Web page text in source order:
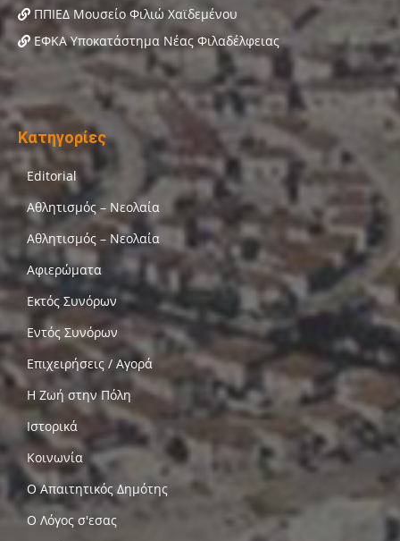
ΠΠΙΕΔ Μουσείο Φιλιώ Χαϊδεμένου
ΕΦΚΑ Υποκατάστημα Νέας Φιλαδέλφειας
Κατηγορίες
Editorial
Αθλητισμός – Νεολαία
Αθλητισμός – Νεολαία
Αφιερώματα
Εκτός Συνόρων
Εντός Συνόρων
Επιχειρήσεις / Αγορά
Η Ζωή στην Πόλη
Ιστορικά
Κοινωνία
Ο Απαιτητικός Δημότης
Ο Λόγος σ'εσας